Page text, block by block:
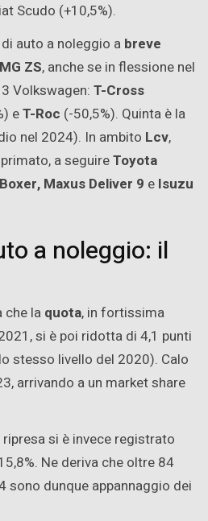
Scudo (+10,5%).
auto a noleggio a breve
MG ZS, anche se in flessione nel
Volkswagen: T-Cross
eT-Roc (-50,5%). Quinta è la
nel 2024). In ambito Lcv,
a seguireToyota
Maxus Deliver 9 e Isuzu
a noleggio: il
che laquota, in fortissima
si è poi ridotta di 4,1 punti
stesso livello del 2020). Calo
arrivando a un market share
si è invece registrato
Ne deriva che oltre 84
sono dunque appannaggio dei